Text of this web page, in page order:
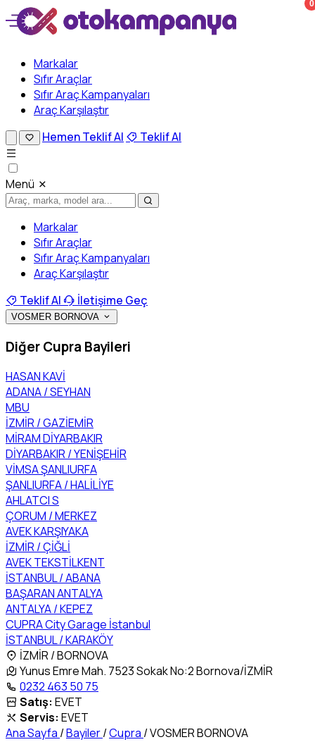
Markalar
Sıfır Araçlar
Sıfır Araç Kampanyaları
Araç Karşılaştır
0
Hemen Teklif Al Teklif Al
Menü
Markalar
Sıfır Araçlar
Sıfır Araç Kampanyaları
Araç Karşılaştır
Teklif Al
İletişime Geç
VOSMER BORNOVA
Diğer Cupra Bayileri
HASAN KAVİ
ADANA / SEYHAN
MBU
İZMİR / GAZİEMİR
MİRAM DİYARBAKIR
DİYARBAKIR / YENİŞEHİR
VİMSA ŞANLIURFA
ŞANLIURFA / HALİLİYE
AHLATCI S
ÇORUM / MERKEZ
AVEK KARŞIYAKA
İZMİR / ÇİĞLİ
AVEK TEKSTİLKENT
İSTANBUL / ABANA
BAŞARAN ANTALYA
ANTALYA / KEPEZ
CUPRA City Garage İstanbul
İSTANBUL / KARAKÖY
İZMİR / BORNOVA
Yunus Emre Mah. 7523 Sokak No:2 Bornova/İZMİR
0232 463 50 75
Satış: EVET
Servis: EVET
Ana Sayfa /Bayiler/Cupra /VOSMER BORNOVA